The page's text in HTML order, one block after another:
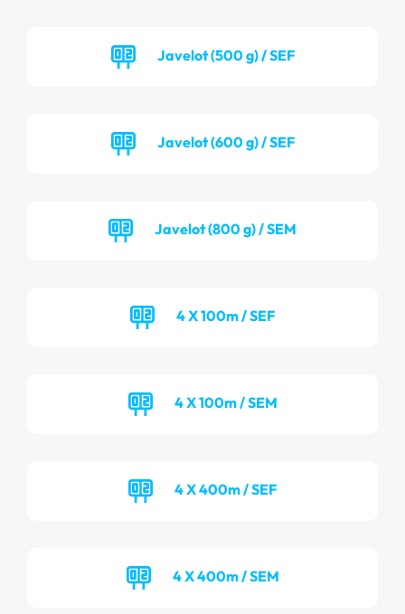
Javelot (500 g) / SEF
Javelot (600 g) / SEF
Javelot (800 g) / SEM
4 X 100m / SEF
4 X 100m / SEM
4 X 400m / SEF
4 X 400m / SEM